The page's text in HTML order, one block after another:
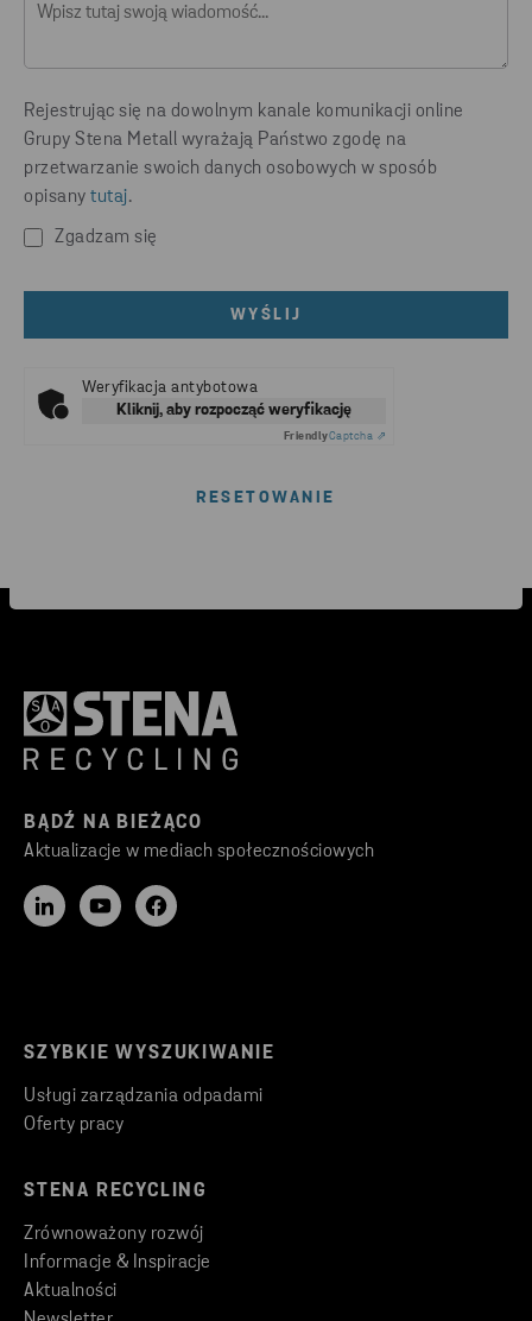
Rejestrując się na dowolnym kanale komunikacji online
Grupy Stena Metall wyrażają Państwo zgodę na
przetwarzanie swoich danych osobowych w sposób
opisany tutaj.
Zgadzam się
WYŚLIJ
Weryfikacja antybotowa
Kliknij, aby rozpocząć weryfikację
FriendlyCaptcha ⇗
BĄDŹ NA BIEŻĄCO
Aktualizacje w mediach społecznościowych
SZYBKIE WYSZUKIWANIE
Usługi zarządzania odpadami
Oferty pracy
STENA RECYCLING
Zrównoważony rozwój
Informacje & Inspiracje
Aktualności